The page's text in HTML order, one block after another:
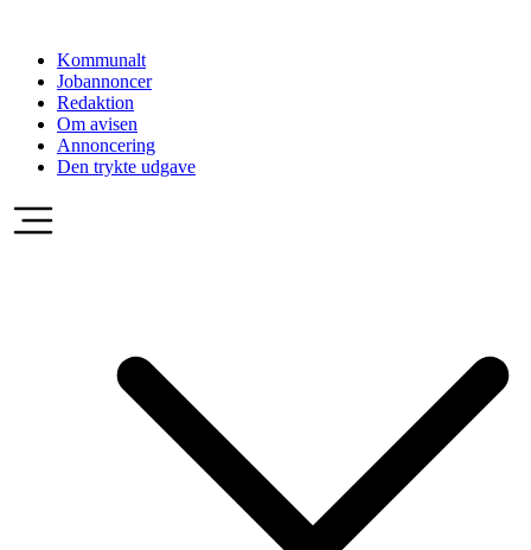
indholdKommunalt
Jobannoncer
Redaktion
Om avisen
Annoncering
Den trykte udgave